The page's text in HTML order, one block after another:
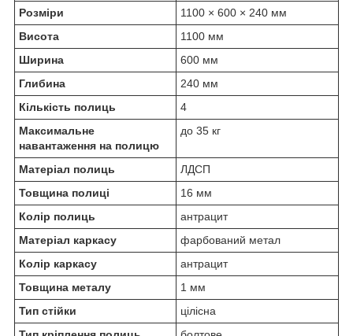
Розміри
1100 × 600 × 240 мм
Висота
1100 мм
Ширина
600 мм
Глибина
240 мм
Кількість полиць
4
Максимальне
навантаження на полицю
до 35 кг
Матеріал полиць
ЛДСП
Товщина полиці
16 мм
Колір полиць
антрацит
Матеріал каркасу
фарбований метал
Колір каркасу
антрацит
Товщина металу
1 мм
Тип стійки
цілісна